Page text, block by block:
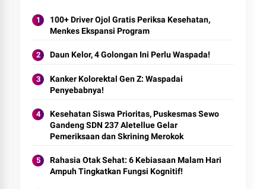
100+ Driver Ojol Gratis Periksa Kesehatan,
Menkes Ekspansi Program
Daun Kelor, 4 Golongan Ini Perlu Waspada!
Kanker Kolorektal Gen Z: Waspadai
Penyebabnya!
Kesehatan Siswa Prioritas, Puskesmas Sewo
Gandeng SDN 237 Aletellue Gelar
Pemeriksaan dan Skrining Merokok
Rahasia Otak Sehat: 6 Kebiasaan Malam Hari
Ampuh Tingkatkan Fungsi Kognitif!